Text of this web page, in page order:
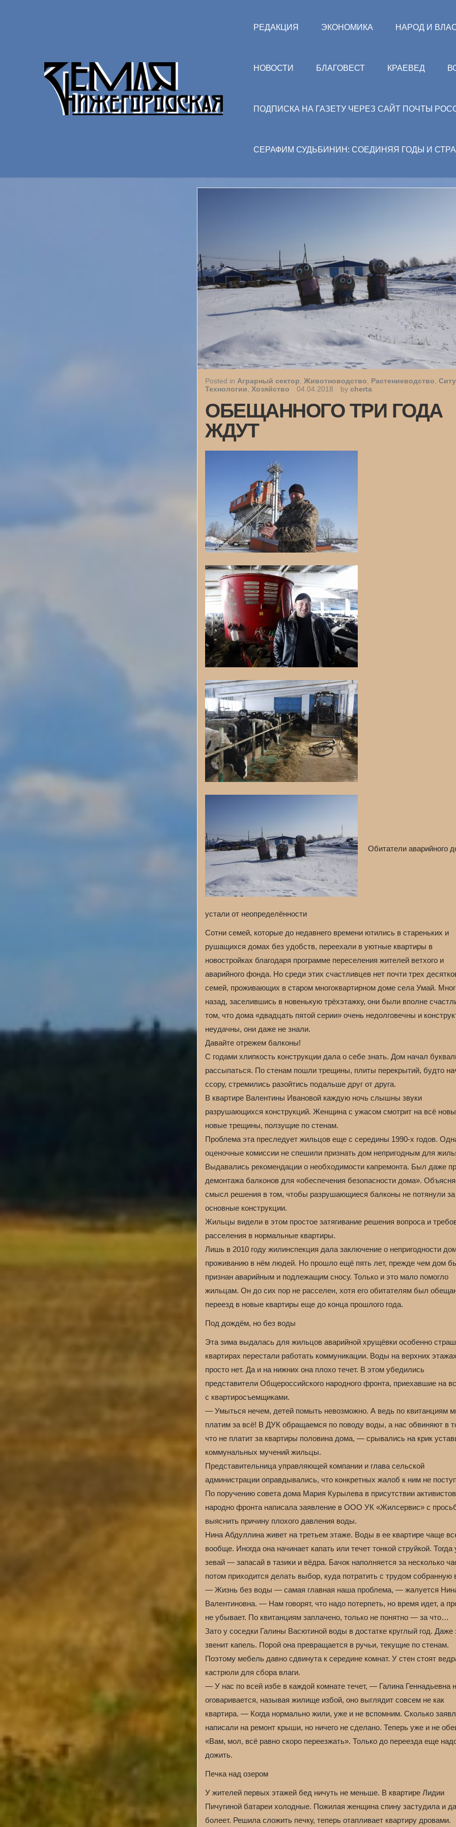
РЕДАКЦИЯ ЭКОНОМИКА НАРОД И
НОВОСТИ БЛАГОВЕСТ КРАЕВЕД
ПОДПИСКА НА ГАЗЕТУ ЧЕРЕЗ САЙТ ПОЧТЫ
СЕРАФИМ СУДЬБИНИН: СОЕДИНЯЯ ГОДЫ И
Posted in Аграрный сектор Животноводство Растениеводство
Технологии Хозяйство 04.04.2018 by cherta
ОБЕЩАННОГО ТРИ ГОДА
ЖДУТ
Обитатели аварийного
устали от неопределённости
Сотни семей, которые до недавнего времени ютились в стареньких и
рушащихся домах без удобств, переехали в уютные квартиры в
новостройках благодаря программе переселения жителей ветхого и
аварийного фонда. Но среди этих счастливцев нет почти трех
семей, проживающих в старом многоквартирном доме села Умай.
назад, заселившись в новенькую трёхэтажку, они были вполне
том, что дома «двадцать пятой серии» очень недолговечны и
неудачны, они даже не знали.
Давайте отрежем балконы!
С годами хлипкость конструкции дала о себе знать. Дом начал
рассыпаться. По стенам пошли трещины, плиты перекрытий, будто
ссору, стремились разойтись подальше друг от друга.
В квартире Валентины Ивановой каждую ночь слышны звуки
разрушающихся конструкций. Женщина с ужасом смотрит на всё
новые трещины, ползущие по стенам.
Проблема эта преследует жильцов еще с середины 1990-х годов.
оценочные комиссии не спешили признать дом непригодным для
Выдавались рекомендации о необходимости капремонта. Был даже
демонтажа балконов для «обеспечения безопасности дома».
смысл решения в том, чтобы разрушающиеся балконы не потянули
основные конструкции.
Жильцы видели в этом простое затягивание решения вопроса и
расселения в нормальные квартиры.
Лишь в 2010 году жилинспекция дала заключение о непригодности
проживанию в нём людей. Но прошло ещё пять лет, прежде чем дом
признан аварийным и подлежащим сносу. Только и это мало помогло
жильцам. Он до сих пор не расселен, хотя его обитателям был
переезд в новые квартиры еще до конца прошлого года.
Под дождём, но без воды
Эта зима выдалась для жильцов аварийной хрущёвки особенно
квартирах перестали работать коммуникации. Воды на верхних
просто нет. Да и на нижних она плохо течет. В этом убедились
представители Общероссийского народного фронта, приехавшие на
с квартиросъемщиками.
— Умыться нечем, детей помыть невозможно. А ведь по квитанциям
платим за всё! В ДУК обращаемся по поводу воды, а нас обвиняют в
что не платит за квартиры половина дома, — срывались на крик
коммунальных мучений жильцы.
Представительница управляющей компании и глава сельской
администрации оправдывались, что конкретных жалоб к ним не
По поручению совета дома Мария Курылева в присутствии активистов
народно фронта написала заявление в ООО УК «Жилсервис» с
выяснить причину плохого давления воды.
Нина Абдуллина живет на третьем этаже. Воды в ее квартире чаще
вообще. Иногда она начинает капать или течет тонкой струйкой. Тогда
зевай — запасай в тазики и вёдра. Бачок наполняется за несколько
потом приходится делать выбор, куда потратить с трудом собранную
— Жизнь без воды — самая главная наша проблема, — жалуется
Валентиновна. — Нам говорят, что надо потерпеть, но время идет, а
не убывает. По квитанциям заплачено, только не понятно — за что…
Зато у соседки Галины Васютиной воды в достатке круглый год. Даже
звенит капель. Порой она превращается в ручьи, текущие по стенам.
Поэтому мебель давно сдвинута к середине комнат. У стен стоят
кастрюли для сбора влаги.
— У нас по всей избе в каждой комнате течет, — Галина Геннадьевна
оговаривается, называя жилище избой, оно выглядит совсем не как
квартира. — Когда нормально жили, уже и не вспомним. Сколько
написали на ремонт крыши, но ничего не сделано. Теперь уже и не
«Вам, мол, всё равно скоро переезжать». Только до переезда еще
дожить.
Печка над озером
У жителей первых этажей бед ничуть не меньше. В квартире Лидии
Пичугиной батареи холодные. Пожилая женщина спину застудила и
болеет. Решила сложить печку, теперь отапливает квартиру дровами.